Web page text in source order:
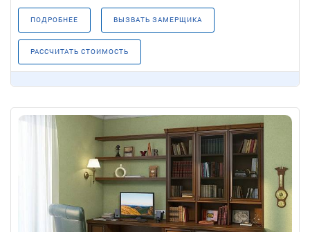
ПОДРОБНЕЕ ВЫЗВАТЬ ЗАМЕРЩИКА
РАССЧИТАТЬ СТОИМОСТЬ